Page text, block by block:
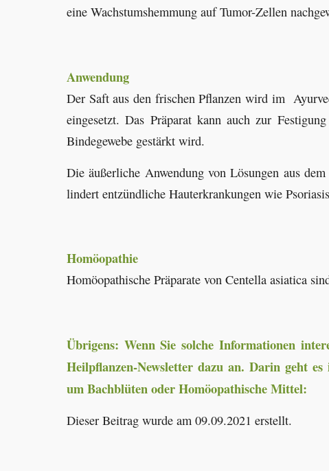
eine Wachstumshemmung auf Tumor-Zellen
Anwendung
Der Saft aus den frischen Pflanzen wird im
eingesetzt. Das Präparat kann auch zur
Bindegewebe gestärkt wird.
Die äußerliche Anwendung von Lösungen aus
lindert entzündliche Hauterkrankungen wie
Homöopathie
Homöopathische Präparate von Centella asiatica
Übrigens: Wenn Sie solche Informationen
Heilpflanzen-Newsletter dazu an. Darin geht
um Bachblüten oder Homöopathische Mittel:
Dieser Beitrag wurde am 09.09.2021 erstellt.